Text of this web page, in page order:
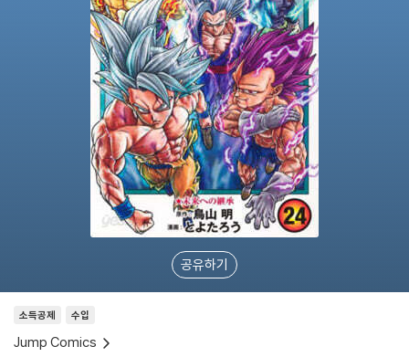
공유하기
소득공제 수입
Jump Comics